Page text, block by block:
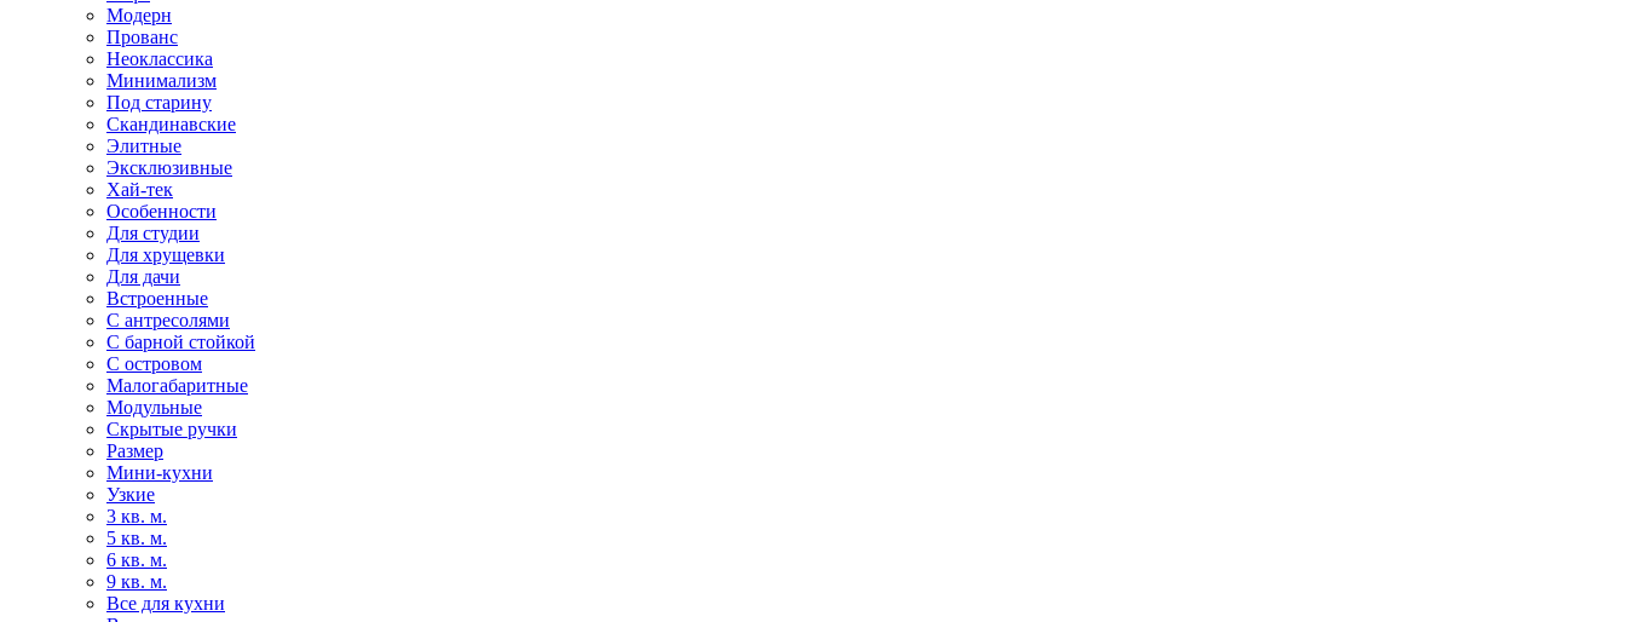
Модерн
Прованс
Неоклассика
Минимализм
Под старину
Скандинавские
Элитные
Эксклюзивные
Хай-тек
Особенности
Для студии
Для хрущевки
Для дачи
Встроенные
С антресолями
С барной стойкой
С островом
Малогабаритные
Модульные
Скрытые ручки
Размер
Мини-кухни
Узкие
3 кв. м.
5 кв. м.
6 кв. м.
9 кв. м.
Все для кухни